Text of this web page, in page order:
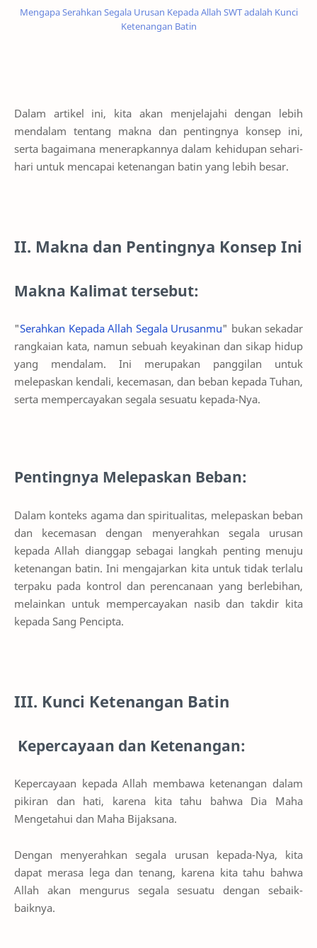
Mengapa Serahkan Segala Urusan Kepada Allah SWT adalah Kunci
Ketenangan Batin
Dalam artikel ini, kita akan menjelajahi dengan lebih
mendalam tentang makna dan pentingnya konsep ini,
serta bagaimana menerapkannya dalam kehidupan sehari-
hari untuk mencapai ketenangan batin yang lebih besar.
II. Makna dan Pentingnya Konsep Ini
Makna Kalimat tersebut:
"Serahkan Kepada Allah Segala Urusanmu" bukan sekadar
rangkaian kata, namun sebuah keyakinan dan sikap hidup
yang mendalam. Ini merupakan panggilan untuk
melepaskan kendali, kecemasan, dan beban kepada Tuhan,
serta mempercayakan segala sesuatu kepada-Nya.
Pentingnya Melepaskan Beban:
Dalam konteks agama dan spiritualitas, melepaskan beban
dan kecemasan dengan menyerahkan segala urusan
kepada Allah dianggap sebagai langkah penting menuju
ketenangan batin. Ini mengajarkan kita untuk tidak terlalu
terpaku pada kontrol dan perencanaan yang berlebihan,
melainkan untuk mempercayakan nasib dan takdir kita
kepada Sang Pencipta.
III. Kunci Ketenangan Batin
Kepercayaan dan Ketenangan:
Kepercayaan kepada Allah membawa ketenangan dalam
pikiran dan hati, karena kita tahu bahwa Dia Maha
Mengetahui dan Maha Bijaksana.
Dengan menyerahkan segala urusan kepada-Nya, kita
dapat merasa lega dan tenang, karena kita tahu bahwa
Allah akan mengurus segala sesuatu dengan sebaik-
baiknya.